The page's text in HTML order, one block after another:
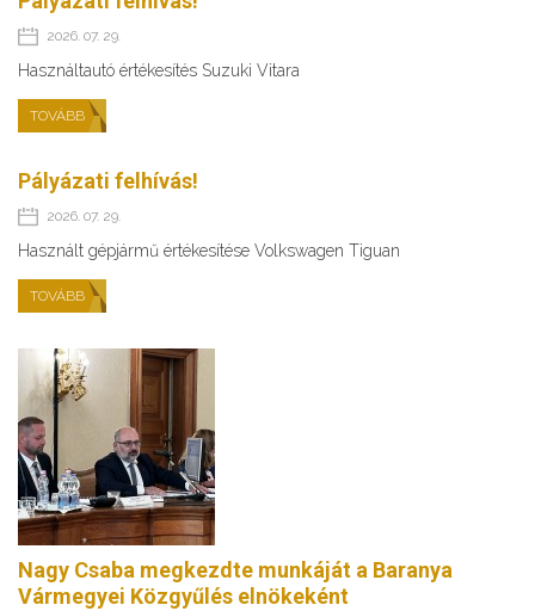
2026. 07. 29.
Használtautó értékesítés Suzuki Vitara
TOVÁBB
Pályázati felhívás!
2026. 07. 29.
Használt gépjármű értékesítése Volkswagen Tiguan
TOVÁBB
Nagy Csaba megkezdte munkáját a Baranya
Vármegyei Közgyűlés elnökeként